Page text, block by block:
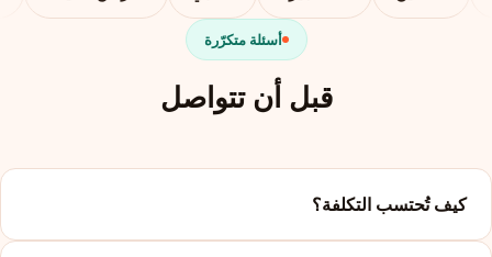
أسئلة متكرّرة
قبل أن تتواصل
كيف تُحتسب التكلفة؟